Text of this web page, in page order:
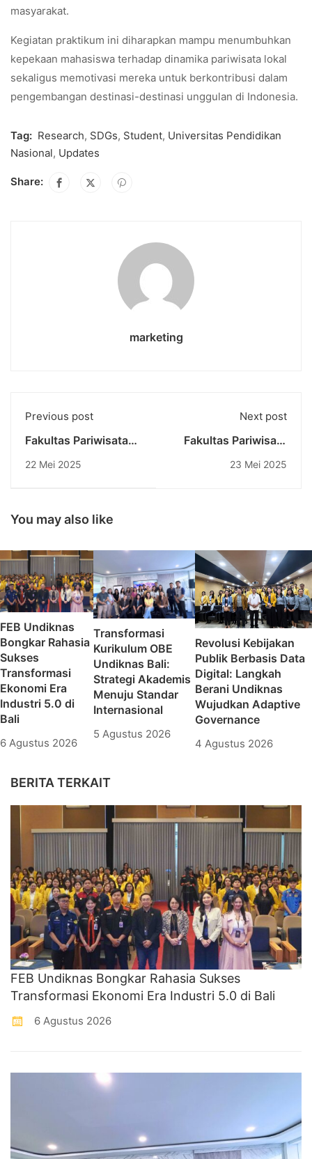
masyarakat.
Kegiatan praktikum ini diharapkan mampu menumbuhkan
kepekaan mahasiswa terhadap dinamika pariwisata lokal
sekaligus memotivasi mereka untuk berkontribusi dalam
pengembangan destinasi-destinasi unggulan di Indonesia.
Tag: Research, SDGs, Student, Universitas Pendidikan
Nasional, Updates
Share:
marketing
Previous post
Fakultas Pariwisata
Group Jalin
Lanjutkan Studi ke
Terapan
22 Mei 2025
Next post
Fakultas Pariwisata
Group Jalin
Terapan
23 Mei 2025
You may also like
FEB Undiknas
Bongkar Rahasia
Sukses
Transformasi
Ekonomi Era
Industri 5.0 di
Bali
6 Agustus 2026
Transformasi
Kurikulum OBE
Undiknas Bali:
Strategi Akademis
Menuju Standar
Internasional
5 Agustus 2026
Revolusi Kebijakan
Publik Berbasis Data
Digital: Langkah
Berani Undiknas
Wujudkan Adaptive
Governance
4 Agustus 2026
BERITA TERKAIT
FEB Undiknas Bongkar Rahasia Sukses
Transformasi Ekonomi Era Industri 5.0 di Bali
6 Agustus 2026